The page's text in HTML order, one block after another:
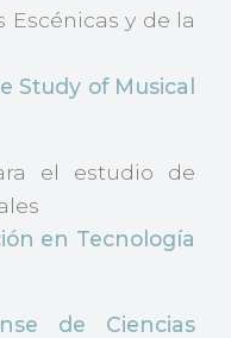
Escénicas y de la
Study of Musical
el estudio de
en Tecnología
de Ciencias